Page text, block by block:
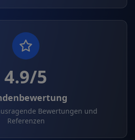
4.9/5
Bewertungen und
Referenzen